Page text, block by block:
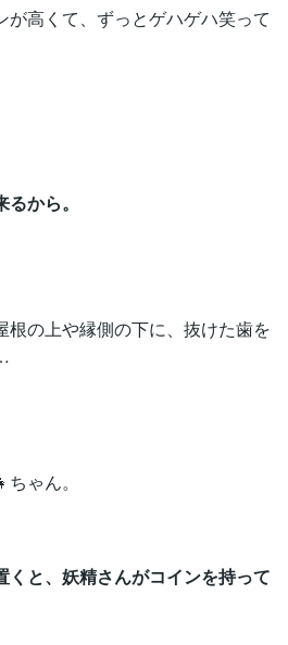
が高くて、ずっとゲハゲハ笑って
から。
根の上や縁側の下に、抜けた歯を
ゃん。
くと、妖精さんがコインを持って